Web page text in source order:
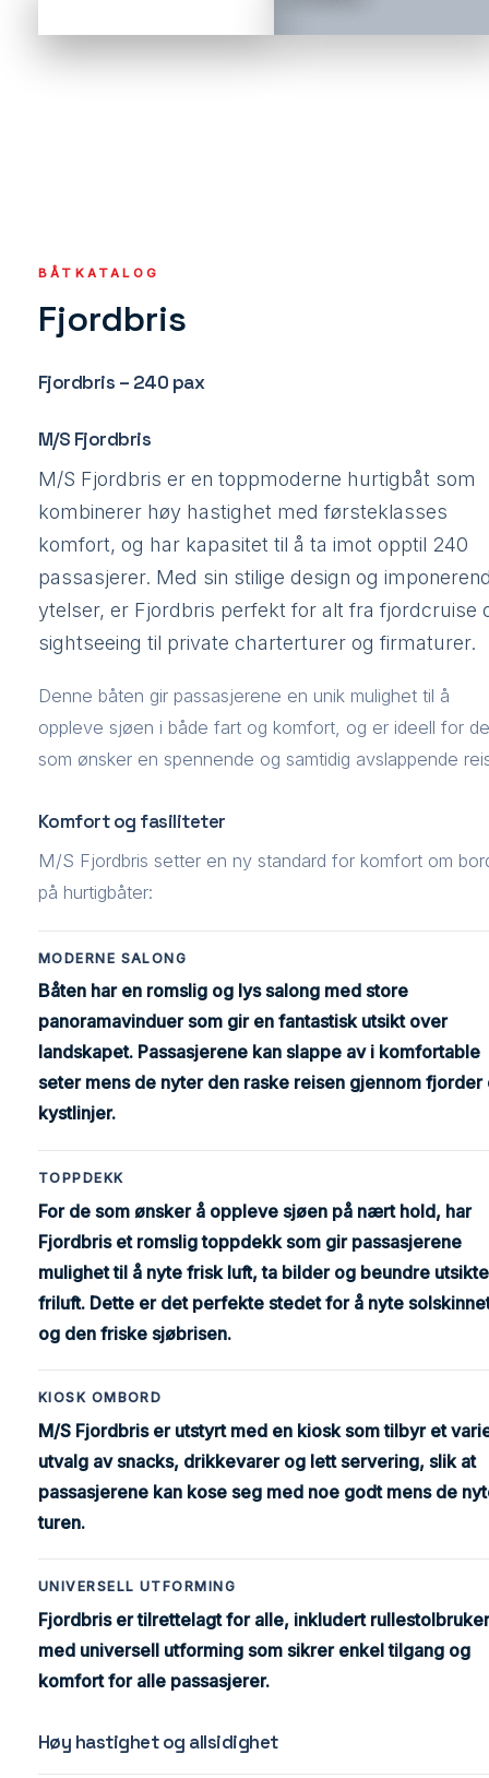
BÅTKATALOG
Fjordbris
Fjordbris – 240 pax
M/S Fjordbris
M/S Fjordbris er en toppmoderne hurtigbåt som
kombinerer høy hastighet med førsteklasses
komfort, og har kapasitet til å ta imot opptil 240
passasjerer. Med sin stilige design og
ytelser, er Fjordbris perfekt for alt fra fjordcruise
sightseeing til private charterturer og firmaturer.
Denne båten gir passasjerene en unik mulighet til å
oppleve sjøen i både fart og komfort, og er ideell for de
som ønsker en spennende og samtidig avslappende
Komfort og fasiliteter
M/S Fjordbris setter en ny standard for komfort om
på hurtigbåter:
MODERNE SALONG
Båten har en romslig og lys salong med store
panoramavinduer som gir en fantastisk utsikt over
landskapet. Passasjerene kan slappe av i komfortable
seter mens de nyter den raske reisen gjennom fjorder
kystlinjer.
TOPPDEKK
For de som ønsker å oppleve sjøen på nært hold, har
Fjordbris et romslig toppdekk som gir passasjerene
mulighet til å nyte frisk luft, ta bilder og beundre
friluft. Dette er det perfekte stedet for å nyte
og den friske sjøbrisen.
KIOSK OMBORD
M/S Fjordbris er utstyrt med en kiosk som tilbyr et
utvalg av snacks, drikkevarer og lett servering, slik at
passasjerene kan kose seg med noe godt mens de
turen.
UNIVERSELL UTFORMING
Fjordbris er tilrettelagt for alle, inkludert
med universell utforming som sikrer enkel tilgang og
komfort for alle passasjerer.
Høy hastighet og allsidighet